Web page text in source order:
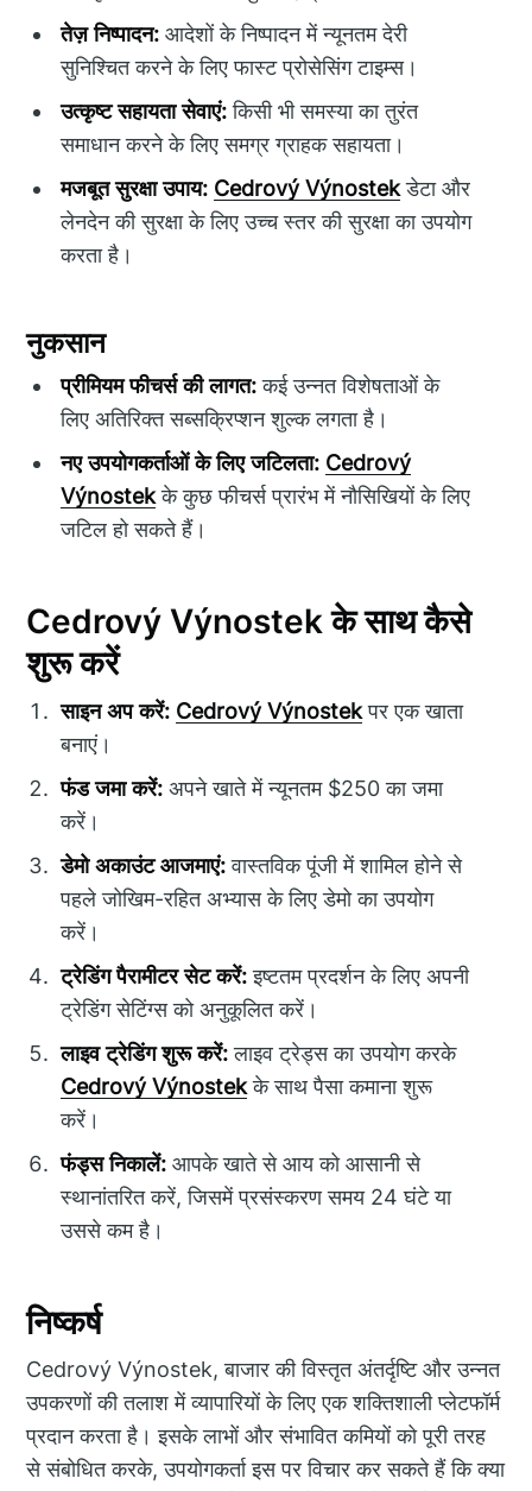
तेज़ निष्पादन: आदेशों के निष्पादन में न्यूनतम देरी
सुनिश्चित करने के लिए फास्ट प्रोसेसिंग टाइम्स।
उत्कृष्ट सहायता सेवाएं:किसी भी समस्या का तुरंत
समाधान करने के लिए समग्र ग्राहक सहायता।
मजबूत सुरक्षा उपाय: Cedrový Výnostekडेटा और
लेनदेन की सुरक्षा के लिए उच्च स्तर की सुरक्षा का उपयोग
करता है।
नुकसान
प्रीमियम फीचर्स की लागत:कई उन्नत विशेषताओं के
लिए अतिरिक्त सब्सक्रिप्शन शुल्क लगता है।
नए उपयोगकर्ताओं के लिए जटिलता: Cedrový
Výnostekके कुछ फीचर्स प्रारंभ में नौसिखियों के लिए
जटिल हो सकते हैं।
Cedrový Výnostek के साथ कैसे
शुरू करें
साइन अप करें: Cedrový Výnostekपर एक खाता
बनाएं।
फंड जमा करें: अपने खाते में न्यूनतम $250 का जमा
करें।
डेमो अकाउंट आजमाएं:वास्तविक पूंजी में शामिल होने से
पहले जोखिम-रहित अभ्यास के लिए डेमो का उपयोग
करें।
ट्रेडिंग पैरामीटर सेट करें:इष्टतम प्रदर्शन के लिए अपनी
ट्रेडिंग सेटिंग्स को अनुकूलित करें।
लाइव ट्रेडिंग शुरू करें:लाइव ट्रेड्स का उपयोग करके
Cedrový Výnostekके साथ पैसा कमाना शुरू
करें।
फंड्स निकालें: आपके खाते से आय को आसानी से
स्थानांतरित करें, जिसमें प्रसंस्करण समय 24 घंटे या
उससे कम है।
निष्कर्ष
Cedrový Výnostek, बाजार की विस्तृत अंतर्दृष्टि और उन्नत
उपकरणों की तलाश में व्यापारियों के लिए एक शक्तिशाली प्लेटफॉर्म
प्रदान करता है। इसके लाभों और संभावित कमियों को पूरी तरह
से संबोधित करके, उपयोगकर्ता इस पर विचार कर सकते हैं कि क्या